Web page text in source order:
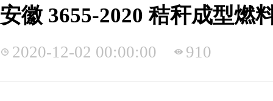
安徽 3655-2020 秸秆成型燃
2020-12-02 00:00:00 910